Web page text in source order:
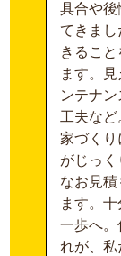
具合や後
てきま
きるこ
ます。
ンテナ
工夫な
家づく
がじっ
なお見
ます。
一歩へ。
れが、